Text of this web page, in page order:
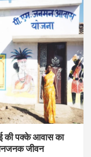
की पक्के आवास का
जीवन